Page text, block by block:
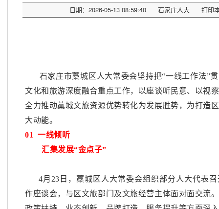
日期：2026-05-13 08:59:40 石家庄人大 打印
石家庄市藁城区人大常委会坚持把“一线工作法”
文化和旅游深度融合重点工作，以座谈听民意、以视
全力推动藁城文旅资源优势转化为发展胜势，为打造
大动能。
01
一线倾听
汇集发展“金点子”
4月23日，藁城区人大常委会组织部分人大代表
作座谈会，与区文旅部门及文旅经营主体面对面交流